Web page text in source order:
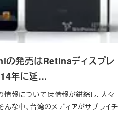
発売はRetinaディスプレ
年に延…
報については情報が錯綜し、人々
んな中、台湾のメディアがサプライチ